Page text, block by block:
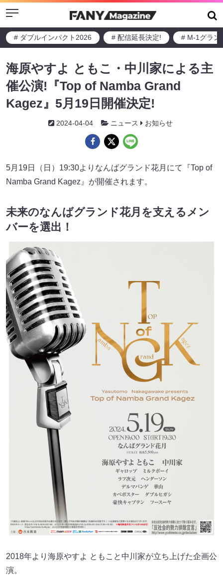
Menu
# ダブルインパクト2026 # 配信延長決定! # M-1グラン
海原やすよ ともこ・中川家による主
催公演!『Top of Namba Grand
Kagez』5月19日開催決定!
2024-04-04 ニュース お知らせ
5月19日（日）19:30よりなんばグランド花月にて『Top of
Namba Grand Kagez』が開催されます。
未来のなんばグランド花月を支えるメン
バーを選出！
2018年より海原やすよ ともこと中川家が立ち上げた企画公
演。